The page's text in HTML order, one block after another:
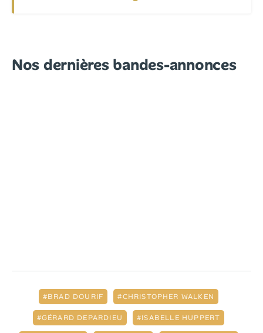
Nos dernières bandes-annonces
BRAD DOURIF CHRISTOPHER WALKEN
GÉRARD DEPARDIEU ISABELLE HUPPERT